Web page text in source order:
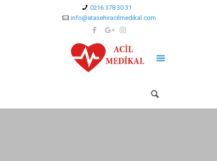
0216 378 30 31
info@atasehiracilmedikal.com